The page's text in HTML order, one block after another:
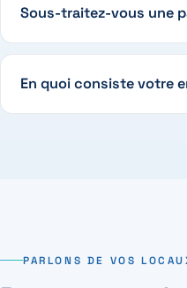
Sous-traitez-vous une
En quoi consiste votre
PARLONS DE VOS